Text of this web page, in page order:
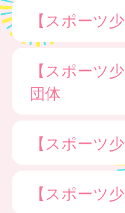
【スポーツ
【スポーツ
団体
【スポーツ
【スポーツ